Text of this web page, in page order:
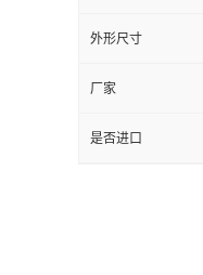
外形尺寸
厂家
是否进口